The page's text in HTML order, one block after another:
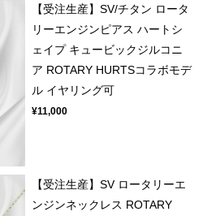
【受注生産】SV/チタン ロータ
リーエンジンピアス ハートシ
ェイプ キュービックジルコニ
ア ROTARY HURTSコラボモデ
ル イヤリング可
¥11,000
【受注生産】SV ロータリーエ
ンジンネックレス ROTARY